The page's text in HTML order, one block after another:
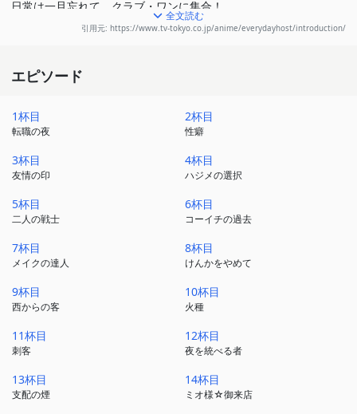
日常は一旦忘れて、クラブ・ワンに集合！
あなたのご来店をお待ちしております♪
全文読む
引用元: https://www.tv-tokyo.co.jp/anime/everydayhost/introduction/
エピソード
1杯目
転職の夜
2杯目
性癖
3杯目
友情の印
4杯目
ハジメの選択
5杯目
二人の戦士
6杯目
コーイチの過去
7杯目
メイクの達人
8杯目
けんかをやめて
9杯目
西からの客
10杯目
火種
11杯目
刺客
12杯目
夜を統べる者
13杯目
支配の煙
14杯目
ミオ様☆御来店